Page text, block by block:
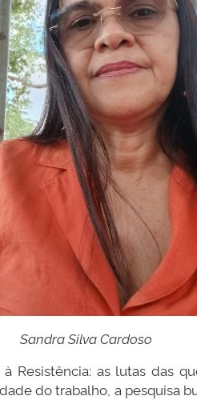
Sandra Silva Cardoso
Resistência: as lutas das
do trabalho, a pesquisa